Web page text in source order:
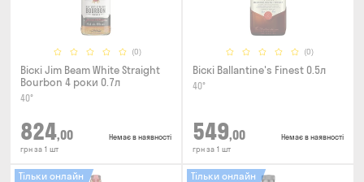
(0)
Віскі Jim Beam White Straight
Bourbon 4 роки 0.7л
40°
824,00
грн за 1 шт
Немає в наявності
(0)
Віскі Ballantine's Finest 0.5л
40°
549,00
грн за 1 шт
Немає в наявності
Тільки онлайн Тільки онлайн